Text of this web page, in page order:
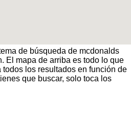
de búsqueda de mcdonalds
El mapa de arriba es todo lo que
todos los resultados en función de
que buscar, solo toca los